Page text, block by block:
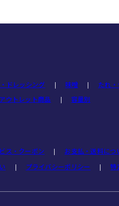
ドレッシング 味噌 たれ・
アウトレット商品 容量別
ス・クーポン お支払・送料につ
プライバシーポリシー 特